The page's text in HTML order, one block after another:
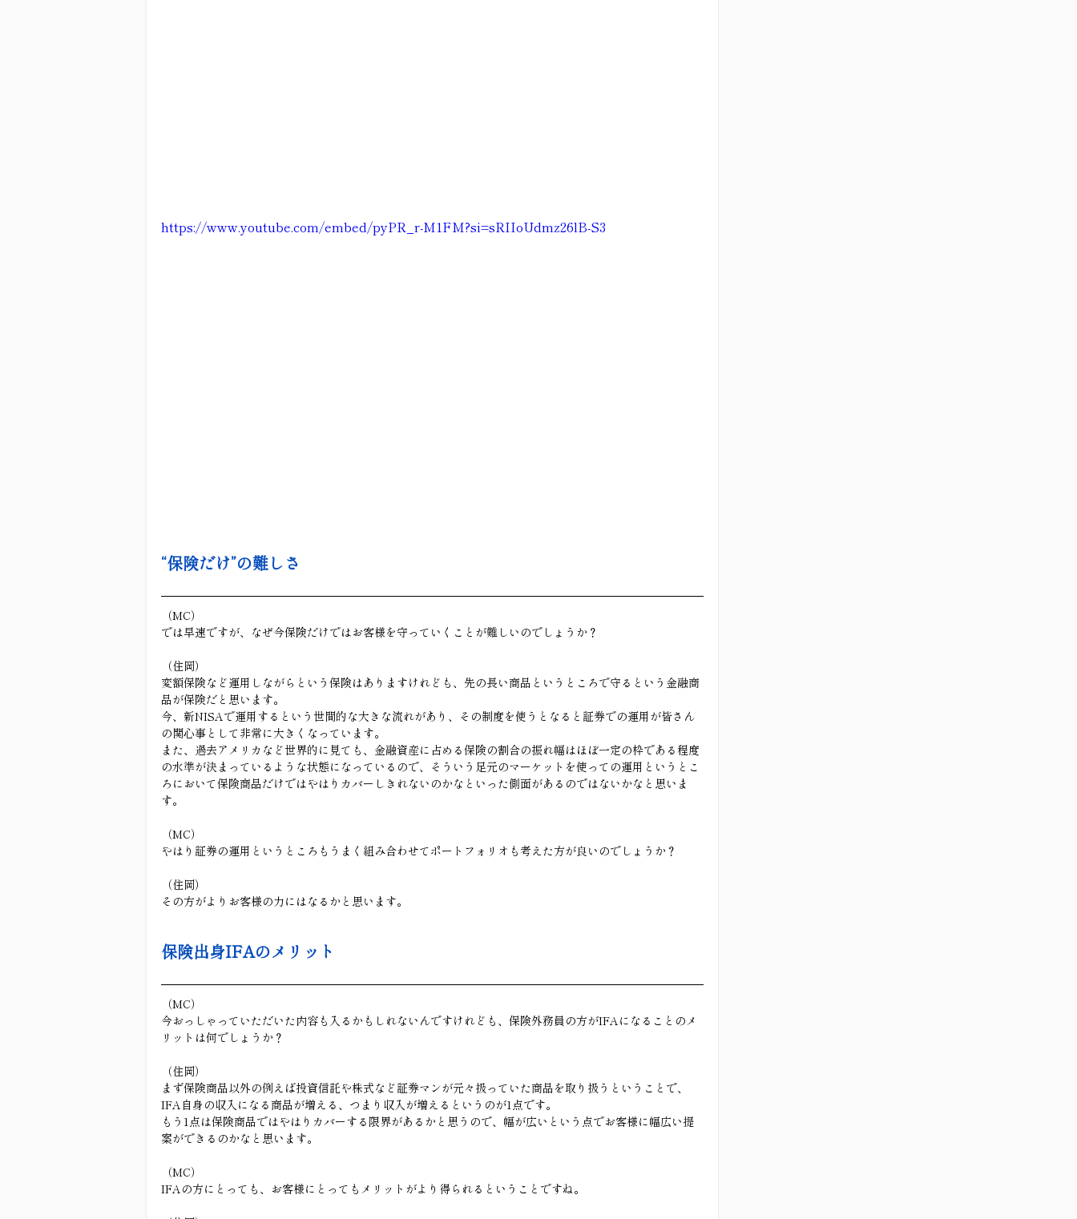
https://www.youtube.com/embed/pyPR_r-M1FM?si=sRIIoUdmz26lB-S3
“保険だけ”の難しさ
（MC）
では早速ですが、なぜ今保険だけではお客様を守っていくことが難しいのでしょうか？
（住岡）
変額保険など運用しながらという保険はありますけれども、先の長い商品というところで守るという金融商
品が保険だと思います。
今、新NISAで運用するという世間的な大きな流れがあり、その制度を使うとなると証券での運用が皆さん
の関心事として非常に大きくなっています。
また、過去アメリカなど世界的に見ても、金融資産に占める保険の割合の振れ幅はほぼ一定の枠である程度
の水準が決まっているような状態になっているので、そういう足元のマーケットを使っての運用というとこ
ろにおいて保険商品だけではやはりカバーしきれないのかなといった側面があるのではないかなと思いま
す。
（MC）
やはり証券の運用というところもうまく組み合わせてポートフォリオも考えた方が良いのでしょうか？
（住岡）
その方がよりお客様の力にはなるかと思います。
保険出身IFAのメリット
（MC）
今おっしゃっていただいた内容も入るかもしれないんですけれども、保険外務員の方がIFAになることのメ
リットは何でしょうか？
（住岡）
まず保険商品以外の例えば投資信託や株式など証券マンが元々扱っていた商品を取り扱うということで、
IFA自身の収入になる商品が増える、つまり収入が増えるというのが1点です。
もう1点は保険商品ではやはりカバーする限界があるかと思うので、幅が広いという点でお客様に幅広い提
案ができるのかなと思います。
（MC）
IFAの方にとっても、お客様にとってもメリットがより得られるということですね。